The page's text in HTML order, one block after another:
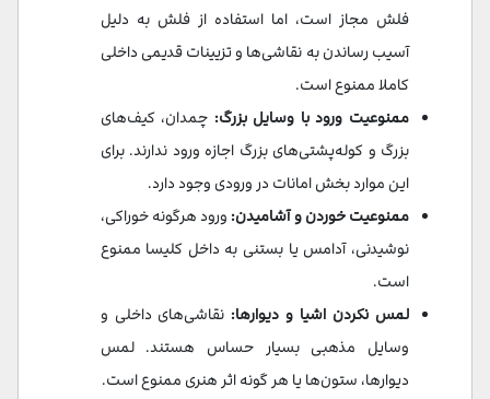
فلش مجاز است، اما استفاده از فلش به دلیل
آسیب رساندن به نقاشی‌ها و تزیینات قدیمی داخلی
کاملا ممنوع است.
ممنوعیت ورود با وسایل بزرگ: چمدان، کیف‌های
بزرگ و کوله‌پشتی‌های بزرگ اجازه ورود ندارند. برای
این موارد بخش امانات در ورودی وجود دارد.
ممنوعیت خوردن و آشامیدن: ورود هرگونه خوراکی،
نوشیدنی، آدامس یا بستنی به داخل کلیسا ممنوع
است.
لمس نکردن اشیا و دیوارها: نقاشی‌های داخلی و
وسایل مذهبی بسیار حساس هستند. لمس
دیوارها، ستون‌ها یا هر گونه اثر هنری ممنوع است.